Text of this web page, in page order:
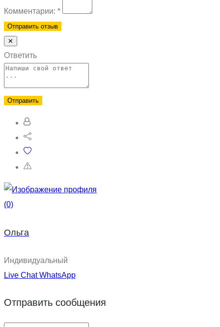
Комментарии: *
✕
Ответить
(0)
Ольга
Индивидуальный
Live Chat WhatsApp
Отправить сообщения